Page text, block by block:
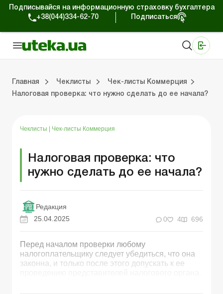
Подписывайся на информационную страховку бухгалтера
+38(044)334-62-70
Подписаться
Главная Чеклисты
Чек-листы Коммерция
Налоговая проверка: что нужно сделать до ее начала?
Чеклисты Чек-листы Коммерция
Налоговая проверка: что
нужно сделать до ее начала?
Редакция
25.04.2025
0 4 696
Перед началом проверки любому
налогоплательщику следует убедиться, что она
законна, и только после этого допускать к ее